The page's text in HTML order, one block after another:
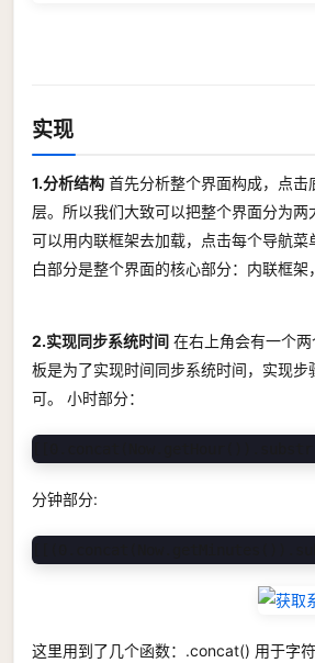
实现
1.分析结构 首先分析整个界面构成，点
层。所以我们大致可以把整个界面分为
可以用内联框架去加载，点击每个导航
白部分是整个界面的核心部分：内联框架
2.实现同步系统时间 在右上角会有一个
板是为了实现时间同步系统时间，实现
可。 小时部分：
分钟部分:
这里用到了几个函数：.concat() 用于字